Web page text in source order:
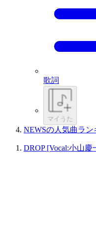
歌詞
マイうた
NEWSの人気曲ラ
DROP [Vocal:小山慶